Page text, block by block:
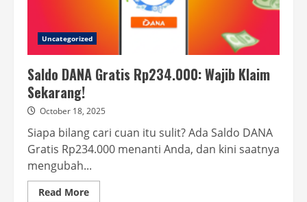
Uncategorized
Saldo DANA Gratis Rp234.000: Wajib Klaim
Sekarang!
October 18, 2025
Siapa bilang cari cuan itu sulit? Ada Saldo DANA
Gratis Rp234.000 menanti Anda, dan kini saatnya
mengubah...
Read MoreRead